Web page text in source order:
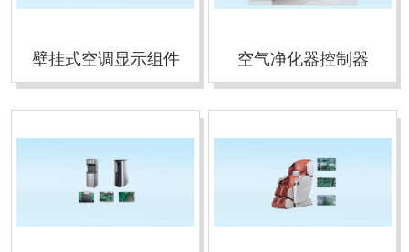
壁挂式空调显示组件 空气净化器控制器